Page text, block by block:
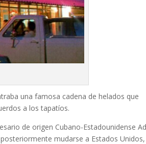
una famosa cadena de helados que
a los tapatíos.
de origen Cubano-Estadounidense
mudarse a Estados